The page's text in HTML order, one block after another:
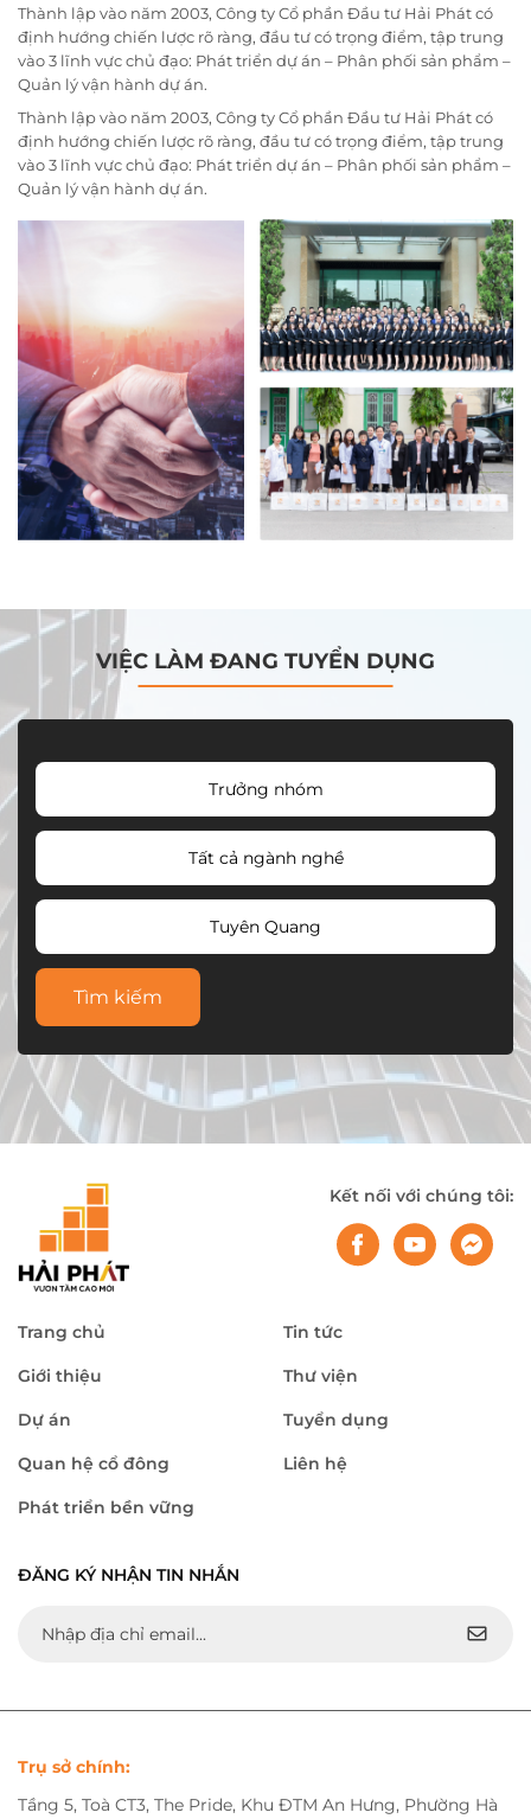
Thành lập vào năm 2003, Công ty Cổ phần Đầu tư Hải Phát có
định hướng chiến lược rõ ràng, đầu tư có trọng điểm, tập trung
vào 3 lĩnh vực chủ đạo: Phát triển dự án – Phân phối sản phẩm –
Quản lý vận hành dự án.
Thành lập vào năm 2003, Công ty Cổ phần Đầu tư Hải Phát có
định hướng chiến lược rõ ràng, đầu tư có trọng điểm, tập trung
vào 3 lĩnh vực chủ đạo: Phát triển dự án – Phân phối sản phẩm –
Quản lý vận hành dự án.
VIỆC LÀM ĐANG TUYỂN DỤNG
Trưởng nhóm
Tất cả ngành nghề
Tuyên Quang
Tìm kiếm
Kết nối với chúng tôi:
Trang chủ
Giới thiệu
Dự án
Quan hệ cổ đông
Phát triển bền vững
Tin tức
Thư viện
Tuyển dụng
Liên hệ
ĐĂNG KÝ NHẬN TIN NHẮN
Trụ sở chính:
Tầng 5, Toà CT3, The Pride, Khu ĐTM An Hưng, Phường Hà